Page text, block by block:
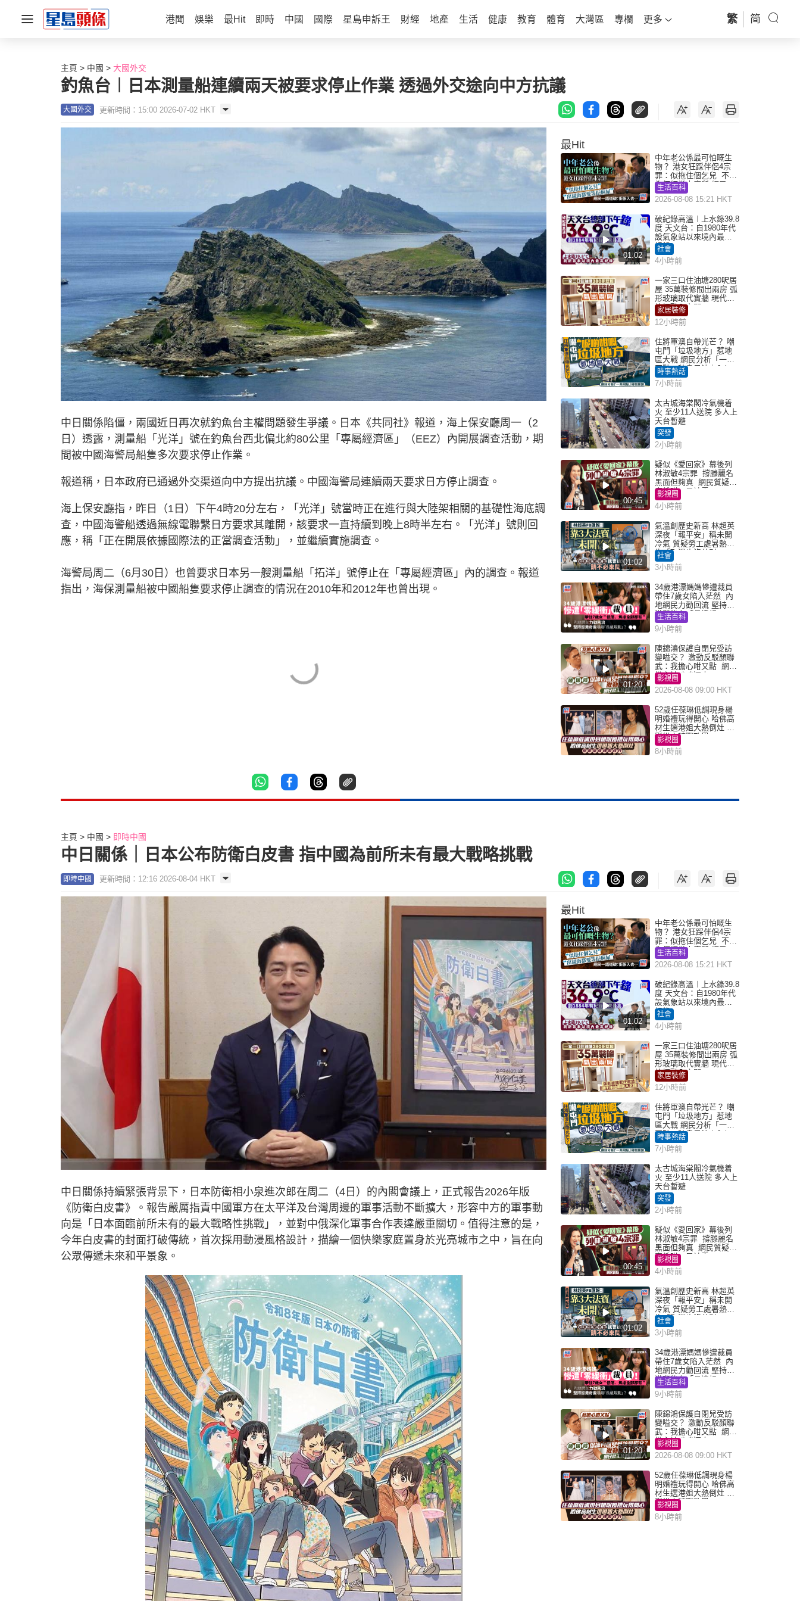
港聞 娛樂 最Hit 即時 中國 國際 星島申訴王 財經 地產 生活 健康 教育 體育 大灣區 專欄 更多 繁 简
主頁 中國 大國外交
釣魚台︱日本測量船連續兩天被要求停止作業 透過外交途向中方抗議
大國外交 更新時間：15:00 2026-07-02 HKT
中日關係陷僵，兩國近日再次就釣魚台主權問題發生爭議。日本《共同社》報道，海上保安廳周一（2
日）透露，測量船「光洋」號在釣魚台西北偏北約80公里「專屬經濟區」（EEZ）內開展調查活動，期
間被中國海警局船隻多次要求停止作業。
報道稱，日本政府已通過外交渠道向中方提出抗議。中國海警局連續兩天要求日方停止調查。
海上保安廳指，昨日（1日）下午4時20分左右，「光洋」號當時正在進行與大陸架相關的基礎性海底調
查，中國海警船透過無線電聯繫日方要求其離開，該要求一直持續到晚上8時半左右。「光洋」號則回
應，稱「正在開展依據國際法的正當調查活動」，並繼續實施調查。
海警局周二（6月30日）也曾要求日本另一艘測量船「拓洋」號停止在「專屬經濟區」內的調查。報道
指出，海保測量船被中國船隻要求停止調查的情況在2010年和2012年也曾出現。
最Hit
中年老公係最可怕嘅生
物？ 港女狂踩伴侶4宗
罪：似拖住個乞兒 不解
為何經常去廁所 網民一
語道破
生活百科
2026-08-08 15:21 HKT
01:02
破紀錄高溫︱上水錄39.8
度 天文台：自1980年代
設氣象站以來境內最高
紀錄
社會
4小時前
一家三口住油塘280呎居
屋 35萬裝修間出兩房 弧
形玻璃取代實牆 現代神
枱櫃融入玄關
家居裝修
12小時前
住將軍澳自帶光芒？ 嘲
屯門「垃圾地方」惹地
區大戰 網民分析「一共
同點」秒息風波｜Juicy
叮
時事熱話
7小時前
太古城海棠閣冷氣機着
火 至少11人送院 多人上
天台暫避
突發
2小時前
00:45
疑似《愛回家》幕後列
林淑敏4宗罪 撐滕麗名
黑面但夠真 網民質疑：
真係咁一早被雪
影視圈
4小時前
01:02
氣溫創歷史新高 林超英
深夜「報平安」稱未開
冷氣 質疑勞工處暑熱警
告「取消也沒分別」
社會
3小時前
34歲港漂媽媽慘遭裁員
帶住7歲女陷入茫然 內
地網民力勸回流 堅持留
港背後有「長遠規
劃」？
生活百科
9小時前
01:20
陳錦鴻保護自閉兒受訪
變嗌交？ 激動反駁顏聯
武：我擔心咁又點 網民
批主持咄咄逼人
影視圈
2026-08-08 09:00 HKT
52歲任葆琳低調現身楊
明婚禮玩得開心 哈佛高
材生選港姐大熱倒灶 息
影從商轉戰政界
影視圈
8小時前
主頁 中國 即時中國
中日關係｜日本公布防衛白皮書 指中國為前所未有最大戰略挑戰
即時中國 更新時間：12:16 2026-08-04 HKT
中日關係持續緊張背景下，日本防衛相小泉進次郎在周二（4日）的內閣會議上，正式報告2026年版
《防衛白皮書》。報告嚴厲指責中國軍方在太平洋及台灣周邊的軍事活動不斷擴大，形容中方的軍事動
向是「日本面臨前所未有的最大戰略性挑戰」，並對中俄深化軍事合作表達嚴重關切。值得注意的是，
今年白皮書的封面打破傳統，首次採用動漫風格設計，描繪一個快樂家庭置身於光亮城市之中，旨在向
公眾傳遞未來和平景象。
最Hit
中年老公係最可怕嘅生
物？ 港女狂踩伴侶4宗
罪：似拖住個乞兒 不解
為何經常去廁所 網民一
語道破
生活百科
2026-08-08 15:21 HKT
01:02
破紀錄高溫︱上水錄39.8
度 天文台：自1980年代
設氣象站以來境內最高
紀錄
社會
4小時前
一家三口住油塘280呎居
屋 35萬裝修間出兩房 弧
形玻璃取代實牆 現代神
枱櫃融入玄關
家居裝修
12小時前
住將軍澳自帶光芒？ 嘲
屯門「垃圾地方」惹地
區大戰 網民分析「一共
同點」秒息風波｜Juicy
叮
時事熱話
7小時前
太古城海棠閣冷氣機着
火 至少11人送院 多人上
天台暫避
突發
2小時前
00:45
疑似《愛回家》幕後列
林淑敏4宗罪 撐滕麗名
黑面但夠真 網民質疑：
真係咁一早被雪
影視圈
4小時前
01:02
氣溫創歷史新高 林超英
深夜「報平安」稱未開
冷氣 質疑勞工處暑熱警
告「取消也沒分別」
社會
3小時前
34歲港漂媽媽慘遭裁員
帶住7歲女陷入茫然 內
地網民力勸回流 堅持留
港背後有「長遠規
劃」？
生活百科
9小時前
01:20
陳錦鴻保護自閉兒受訪
變嗌交？ 激動反駁顏聯
武：我擔心咁又點 網民
批主持咄咄逼人
影視圈
2026-08-08 09:00 HKT
52歲任葆琳低調現身楊
明婚禮玩得開心 哈佛高
材生選港姐大熱倒灶 息
影從商轉戰政界
影視圈
8小時前